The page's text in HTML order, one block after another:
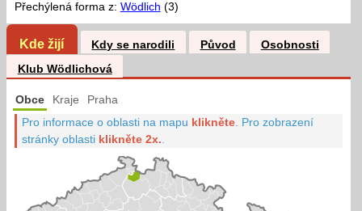
Přechýlená forma z: Wödlich (3)
Kde žijí Kdy se narodili Původ
Osobnosti
Klub Wödlichová
Obce Kraje Praha
Pro informace o oblasti na mapu klikněte Pro zobrazení
stránky oblasti klikněte 2x.